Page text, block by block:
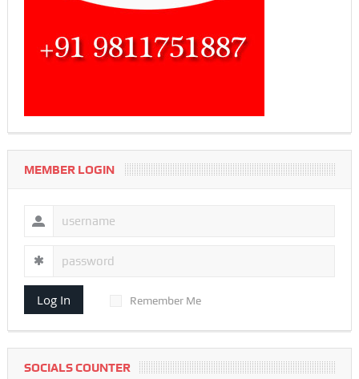
MEMBER LOGIN
Log In Remember Me
SOCIALS COUNTER